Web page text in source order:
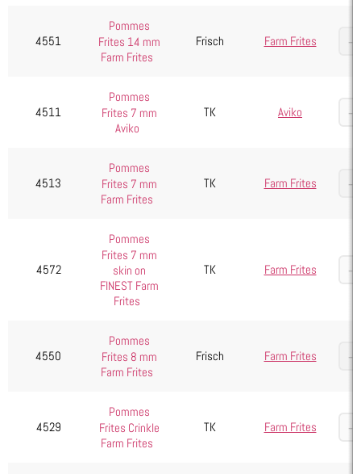
4551
Pommes
Frites 14 mm
Farm Frites
Frisch Farm Frites
4511
Pommes
Frites 7 mm
Aviko
TK Aviko
4513
Pommes
Frites 7 mm
Farm Frites
TK Farm Frites
4572
Pommes
Frites 7 mm
skin on
FINEST Farm
Frites
TK Farm Frites
4550
Pommes
Frites 8 mm
Farm Frites
Frisch Farm Frites
4529
Pommes
Frites Crinkle
Farm Frites
TK Farm Frites